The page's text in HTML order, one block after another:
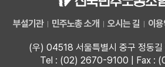
부설기관 민주노총 소개 오시는 길 이
(우) 04518 서울특별시 중구 정동길
Tel : (02) 2670-9100 | Fax :